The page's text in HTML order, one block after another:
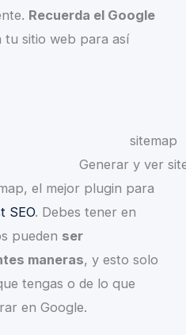
Recuerda el Google
tu sitio web para así
Generar y ver
el mejor plugin para
SEO. Debes tener en
pueden ser
maneras, y esto solo
tengas o de lo que
en Google.